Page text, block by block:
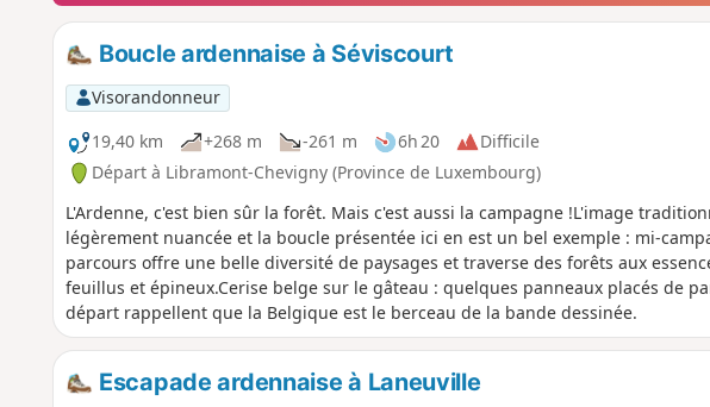
Boucle ardennaise à Séviscourt
Visorandonneur
19,40 km
+268 m -261 m 6h 20
Difficile
Départ à Libramont-Chevigny (Province de Luxembourg)
L'Ardenne, c'est bien sûr la forêt. Mais c'est aussi la campagne !L'image
légèrement nuancée et la boucle présentée ici en est un bel exemple : mi-
parcours offre une belle diversité de paysages et traverse des forêts aux
feuillus et épineux.Cerise belge sur le gâteau : quelques panneaux placés de
départ rappellent que la Belgique est le berceau de la bande dessinée.
Escapade ardennaise à Laneuville